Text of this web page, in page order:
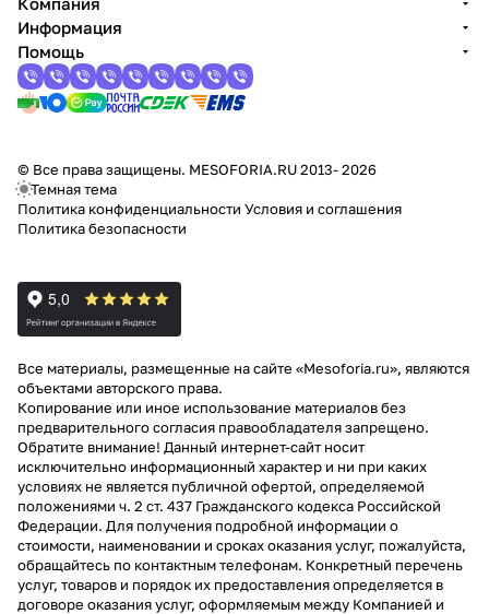
Информация
Помощь
© Все права защищены. MESOFORIA.RU 2013- 2026
Темная тема
Политика конфиденциальности Условия и соглашения
Политика безопасности
Все материалы, размещенные на сайте «Mesoforia.ru», являются
объектами авторского права.
Копирование или иное использование материалов без
предварительного согласия правообладателя запрещено.
Обратите внимание! Данный интернет-сайт носит
исключительно информационный характер и ни при каких
условиях не является публичной офертой, определяемой
положениями ч. 2 ст. 437 Гражданского кодекса Российской
Федерации. Для получения подробной информации о
стоимости, наименовании и сроках оказания услуг, пожалуйста,
обращайтесь по контактным телефонам. Конкретный перечень
услуг, товаров и порядок их предоставления определяется в
договоре оказания услуг, оформляемым между Компанией и